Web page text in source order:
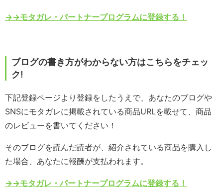
→→モタガレ・パートナープログラムに登録する！
ブログの書き方がわからない方はこちらをチェッ
ク!
下記登録ページより登録をしたうえで、あなたのブログや
SNSにモタガレに掲載されている商品URLを載せて、商品
のレビューを書いてください！
そのブログを読んだ読者が、紹介されている商品を購入し
た場合、あなたに報酬が支払われます。
→→モタガレ・パートナープログラムに登録する！